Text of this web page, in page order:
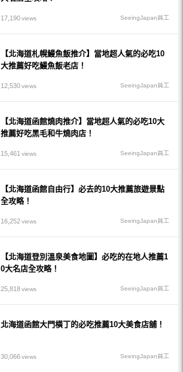
17,190views SeeingJapan員工
【北海道札幌鰻魚飯推介】當地超人氣的必吃10
大推薦好吃鰻魚飯老店！
12,530views SeeingJapan員工
【北海道函館燒肉推介】當地超人氣的必吃10大
推薦好吃黑毛和牛燒肉店！
15,461views SeeingJapan員工
【北海道函館自由行】必去的10大推薦旅遊景點
全攻略！
16,252views SeeingJapan員工
【北海道登別溫泉美食地圖】必吃的在地人推薦1
0大名店全攻略！
25,818views SeeingJapan員工
北海道函館大門橫丁的必吃推薦10大美食店舖！
30,066views SeeingJapan員工